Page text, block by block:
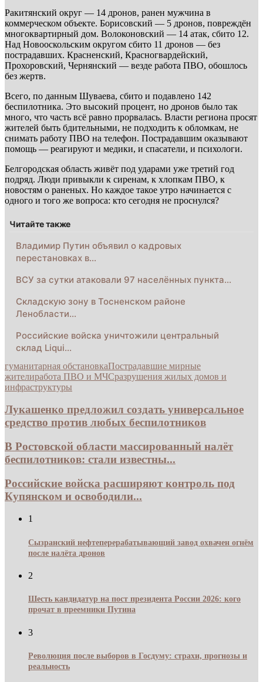
Ракитянский округ — 14 дронов, ранен мужчина в
коммерческом объекте. Борисовский — 5 дронов, повреждён
многоквартирный дом. Волоконовский — 14 атак, сбито 12.
Над Новооскольским округом сбито 11 дронов — без
пострадавших. Красненский, Красногвардейский,
Прохоровский, Чернянский — везде работа ПВО, обошлось
без жертв.
Всего, по данным Шуваева, сбито и подавлено 142
беспилотника. Это высокий процент, но дронов было так
много, что часть всё равно прорвалась. Власти региона просят
жителей быть бдительными, не подходить к обломкам, не
снимать работу ПВО на телефон. Пострадавшим оказывают
помощь — реагируют и медики, и спасатели, и психологи.
Белгородская область живёт под ударами уже третий год
подряд. Люди привыкли к сиренам, к хлопкам ПВО, к
новостям о раненых. Но каждое такое утро начинается с
одного и того же вопроса: кто сегодня не проснулся?
Читайте также
Владимир Путин объявил о кадровых
перестановках в…
ВСУ за сутки атаковали 97 населённых пункта…
Складскую зону в Тосненском районе
Ленобласти…
Российские войска уничтожили центральный
склад Liqui…
гуманитарная обстановкаПострадавшие мирные
жителиработа ПВО и МЧСразрушения жилых домов и
инфраструктуры
Лукашенко предложил создать универсальное
средство против любых беспилотников
В Ростовской области массированный налёт
беспилотников: стали известны...
Российские войска расширяют контроль под
Купянском и освободили...
1
Сызранский нефтеперерабатывающий завод охвачен огнём
после налёта дронов
2
Шесть кандидатур на пост президента России 2026: кого
прочат в преемники Путина
3
Революция после выборов в Госдуму: страхи, прогнозы и
реальность